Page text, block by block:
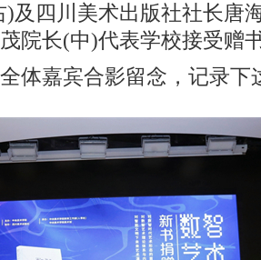
四川美术出版社社长唐
院长(中)代表学校接受赠
嘉宾合影留念，记录下